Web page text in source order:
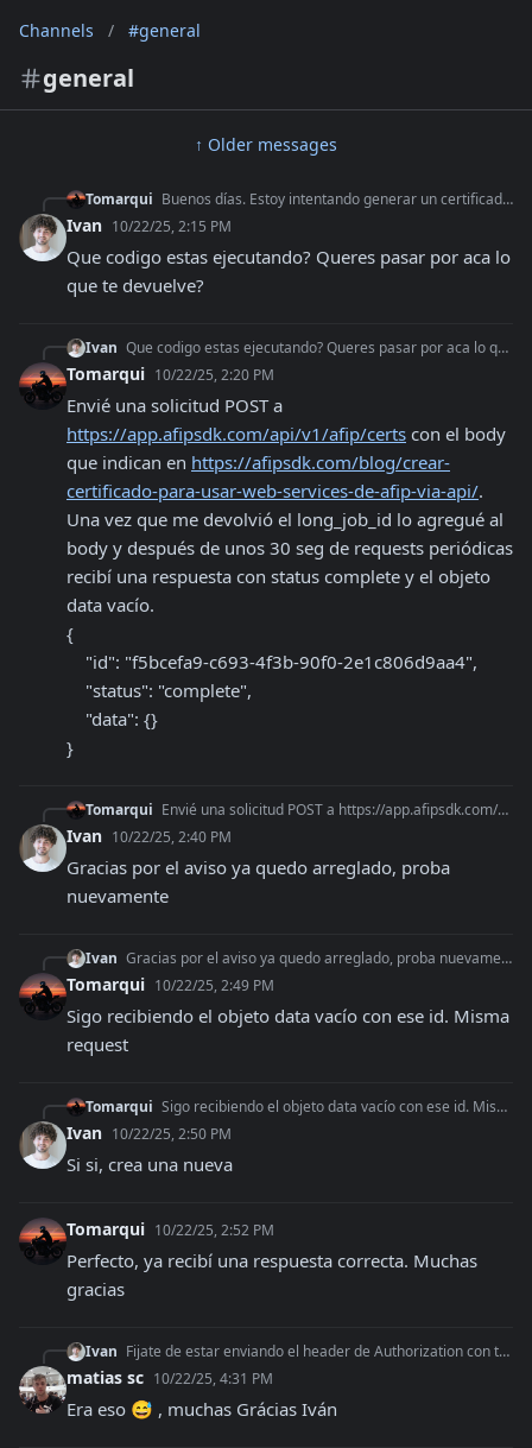
Channels / #general
general
↑ Older messages
Tomarqui Buenos días. Estoy intentando generar un certificado de ARCA, el WS responde complete pero sin data
Ivan 10/22/25, 2:15 PM
Que codigo estas ejecutando? Queres pasar por aca lo
que te devuelve?
Ivan Que codigo estas ejecutando? Queres pasar por aca lo que te devuelve?
Tomarqui 10/22/25, 2:20 PM
https://app.afipsdk.com/api/v1/afip/certs con el body
que indican en https://afipsdk.com/blog/crear-
certificado-para-usar-web-services-de-afip-via-api/.
Una vez que me devolvió el long_job_id lo agregué al
body y después de unos 30 seg de requests periódicas
recibí una respuesta con status complete y el objeto
data vacío.
{
}
Tomarqui Envié una solicitud POST a https://app.afipsdk.com/api/v1/afip/certs con el body que indican en https://afipsdk.com/blog/crear-certificado-para-usar-web-service
Ivan 10/22/25, 2:40 PM
Gracias por el aviso ya quedo arreglado, proba
nuevamente
Ivan Gracias por el aviso ya quedo arreglado, proba nuevamente
Tomarqui 10/22/25, 2:49 PM
Sigo recibiendo el objeto data vacío con ese id. Misma
request
Tomarqui Sigo recibiendo el objeto data vacío con ese id. Misma request
Ivan 10/22/25, 2:50 PM
Si si, crea una nueva
Tomarqui 10/22/25, 2:52 PM
Perfecto, ya recibí una respuesta correcta. Muchas
gracias
Ivan Fijate de estar enviando el header de Authorization con tu access_token de AfipSDK cuando generas el PDF
matias sc 10/22/25, 4:31 PM
Era eso 😅 , muchas Grácias Iván